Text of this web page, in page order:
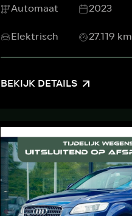
Automaat
2023
Elektrisch
27.119 km
BEKIJK DETAILS